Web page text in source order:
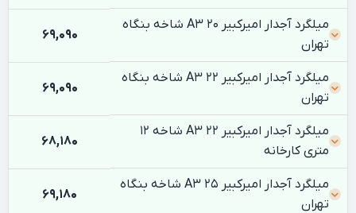
میلگرد آجدار امیرکبیر 20 A3 شاخه بنگاه
تهران
69,090
میلگرد آجدار امیرکبیر 22 A3 شاخه بنگاه
تهران
69,090
میلگرد آجدار امیرکبیر 22 A3 شاخه 12
متری کارخانه
68,180
میلگرد آجدار امیرکبیر 25 A3 شاخه بنگاه
تهران
69,180